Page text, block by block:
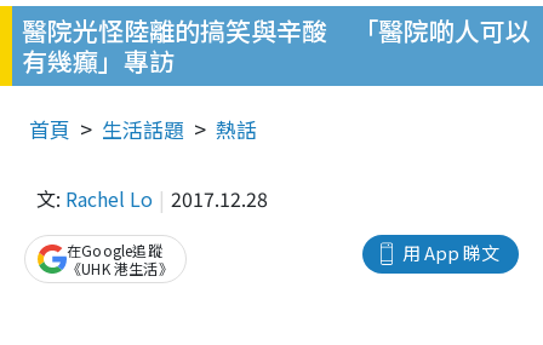
醫院光怪陸離的搞笑與辛酸 「醫院啲人可以
有幾癲」專訪
首頁 生活話題 熱話
文: Rachel Lo 2017.12.28
用 App 睇文
在Google追蹤
《UHK 港生活》